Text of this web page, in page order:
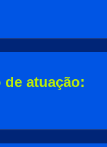
de atuação: